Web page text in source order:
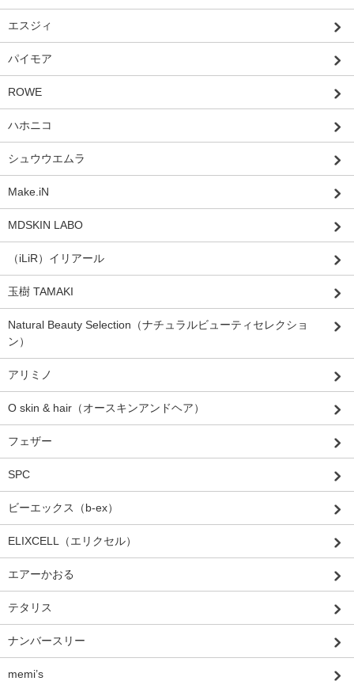
エスジィ
パイモア
ROWE
ハホニコ
シュウウエムラ
Make.iN
MDSKIN LABO
（iLiR）イリアール
玉樹 TAMAKI
Natural Beauty Selection（ナチュラルビューティセレクショ
ン）
アリミノ
O skin & hair（オースキンアンドヘア）
フェザー
SPC
ビーエックス（b-ex）
ELIXCELL（エリクセル）
エアーかおる
テタリス
ナンバースリー
memi’s